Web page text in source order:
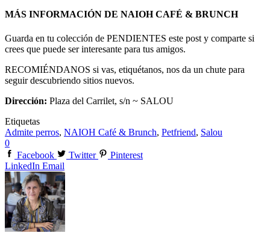
MÁS INFORMACIÓN DE NAIOH CAFÉ & BRUNCH
Guarda en tu colección de PENDIENTES este post y comparte si
crees que puede ser interesante para tus amigos.
RECOMIÉNDANOS si vas, etiquétanos, nos da un chute para
seguir descubriendo sitios nuevos.
Dirección: Plaza del Carrilet, s/n ~ SALOU
Etiquetas
Admite perros, NAIOH Café & Brunch, Petfriend, Salou
0
Facebook
Twitter
Pinterest
LinkedIn Email